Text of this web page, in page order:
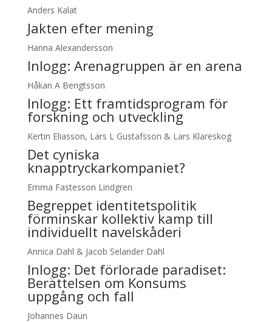
Anders Kalat
Jakten efter mening
Hanna Alexandersson
Inlogg: Arenagruppen är en arena
Håkan A Bengtsson
Inlogg: Ett framtidsprogram för
forskning och utveckling
Kertin Eliasson, Lars L Gustafsson & Lars Klareskog
Det cyniska
knapptryckarkompaniet?
Emma Fastesson Lindgren
Begreppet identitetspolitik
förminskar kollektiv kamp till
individuellt navelskåderi
Annica Dahl & Jacob Selander Dahl
Inlogg: Det förlorade paradiset:
Berättelsen om Konsums
uppgång och fall
Johannes Daun